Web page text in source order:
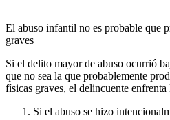
El abuso infantil no es probable que
graves
Si el delito mayor de abuso ocurrió
que no sea la que probablemente
físicas graves, el delincuente enfrenta
Si el abuso se hizo